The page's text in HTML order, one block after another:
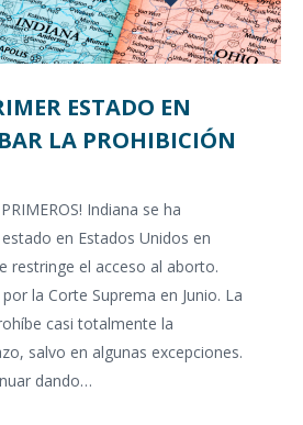
ESTADO EN
LA PROHIBICIÓN
Indiana se ha
en Estados Unidos en
restringe el acceso al aborto.
la Corte Suprema en Junio. La
casi totalmente la
salvo en algunas excepciones.
dando…